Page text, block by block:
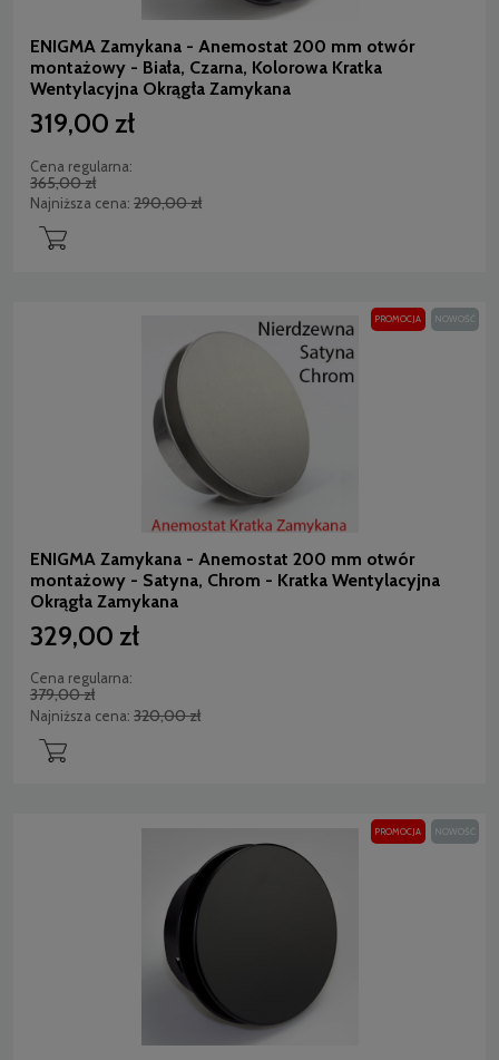
ENIGMA Zamykana - Anemostat 200 mm otwór
montażowy - Biała, Czarna, Kolorowa Kratka
Wentylacyjna Okrągła Zamykana
319,00 zł
Cena regularna:
365,00 zł
Najniższa cena: 290,00 zł
ENIGMA Zamykana - Anemostat 200 mm otwór
montażowy - Satyna, Chrom - Kratka Wentylacyjna
Okrągła Zamykana
329,00 zł
Cena regularna:
379,00 zł
Najniższa cena: 320,00 zł
PROMOCJA NOWOŚĆ
PROMOCJA NOWOŚĆ